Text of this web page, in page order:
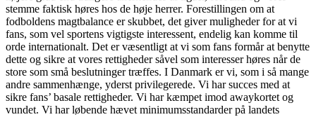
stemme faktisk høres hos de høje herrer. Forestillingen om at
fodboldens magtbalance er skubbet, det giver muligheder for at vi
fans, som vel sportens vigtigste interessent, endelig kan komme til
orde internationalt. Det er væsentligt at vi som fans formår at benytte
dette og sikre at vores rettigheder såvel som interesser høres når de
store som små beslutninger træffes. I Danmark er vi, som i så mange
andre sammenhænge, yderst privilegerede. Vi har succes med at
sikre fans’ basale rettigheder. Vi har kæmpet imod awaykortet og
vundet. Vi har løbende hævet minimumsstandarder på landets